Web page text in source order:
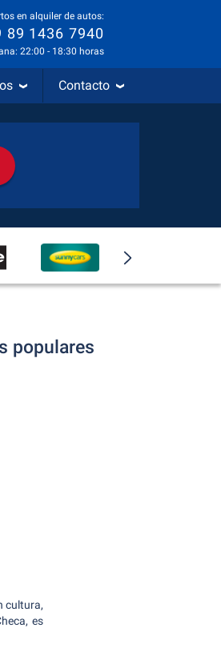
en alquiler de autos:
89 1436 7940
22:00 - 18:30 horas
Contacto
populares
cultura,
es